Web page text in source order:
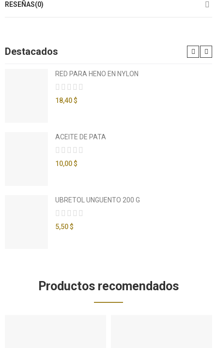
RESEÑAS(0)
Destacados
RED PARA HENO EN NYLON
18,40 $
ACEITE DE PATA
10,00 $
UBRETOL UNGUENTO 200 G
5,50 $
Productos recomendados